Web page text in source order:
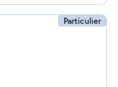
Particulier